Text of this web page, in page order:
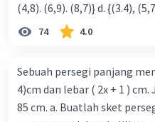
(4,8). (6,9). (8,7)} d.
74 4.0
Sebuah persegi panjang
4)cm dan lebar ( 2x + 1 )
85 cm. a. Buatlah sket